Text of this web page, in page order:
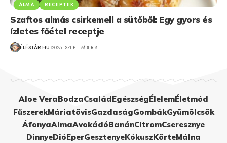
ALMA RECEPTEK
Szaftos almás csirkemell a sütőből: Egy gyors és
ízletes főétel receptje
ÉLÉSTÁR.HU 2025. SZEPTEMBER 8.
Aloe VeraBodzaCsaládEgészségÉlelemÉletmód
FűszerekMáriatövisGazdaságGombákGyümölcsök
ÁfonyaAlmaAvokádóBanánCitromCseresznye
DinnyeDióEperGesztenyeKókuszKörteMálna